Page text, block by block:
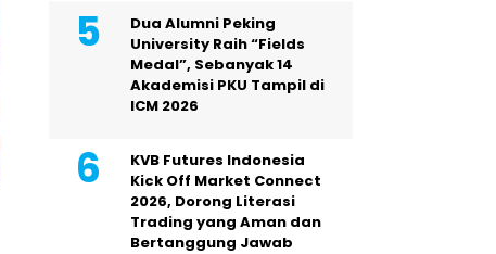
Dua Alumni Peking
University Raih “Fields
Medal”, Sebanyak 14
Akademisi PKU Tampil di
ICM 2026
KVB Futures Indonesia
Kick Off Market Connect
2026, Dorong Literasi
Trading yang Aman dan
Bertanggung Jawab